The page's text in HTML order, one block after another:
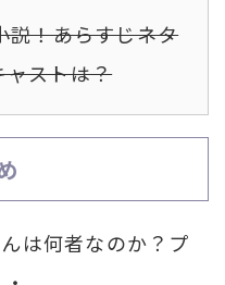
説！あらすじネタ
ャストは？
は何者なのか？プ